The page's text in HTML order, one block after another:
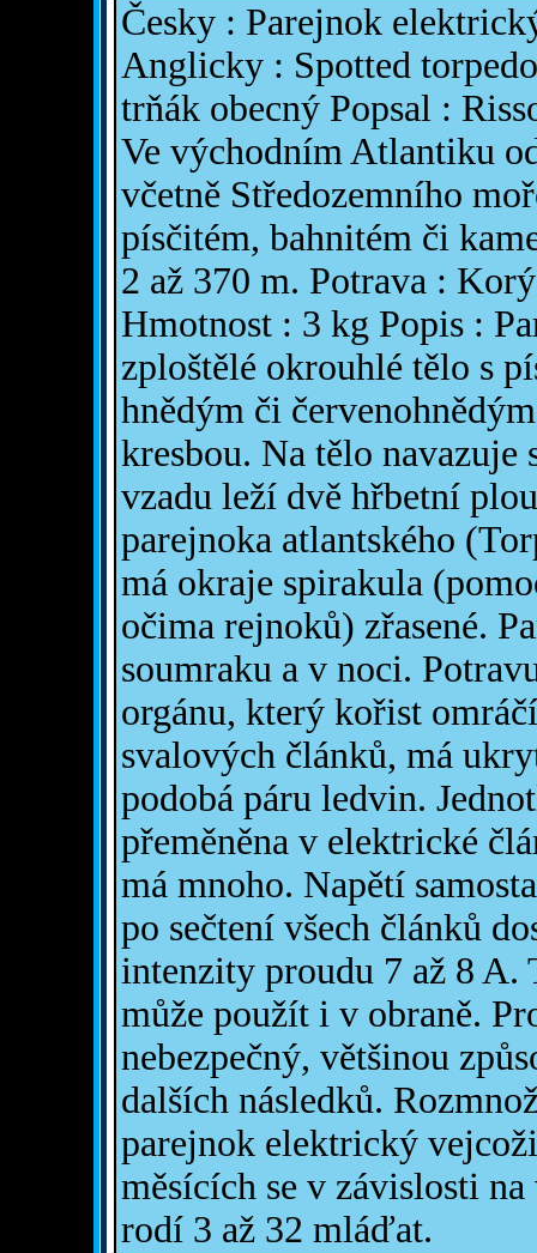
Česky : Parejnok
Anglicky : Spotted
trňák obecný Popsal :
Ve východním Atlantiku
včetně Středozemního
písčitém, bahnitém či
2 až 370 m. Potrava :
Hmotnost : 3 kg Popis :
zploštělé okrouhlé tělo s
hnědým či
kresbou. Na tělo
vzadu leží dvě hřbetní
parejnoka atlantského
má okraje spirakula
očima rejnoků) zřasené.
soumraku a v noci.
orgánu, který kořist
svalových článků, má
podobá páru ledvin.
přeměněna v elektrické
má mnoho. Napětí
po sečtení všech článků
intenzity proudu 7 až 8
může použít i v obraně.
nebezpečný, většinou
dalších následků.
parejnok elektrický
měsících se v závislosti
rodí 3 až 32 mláďat.